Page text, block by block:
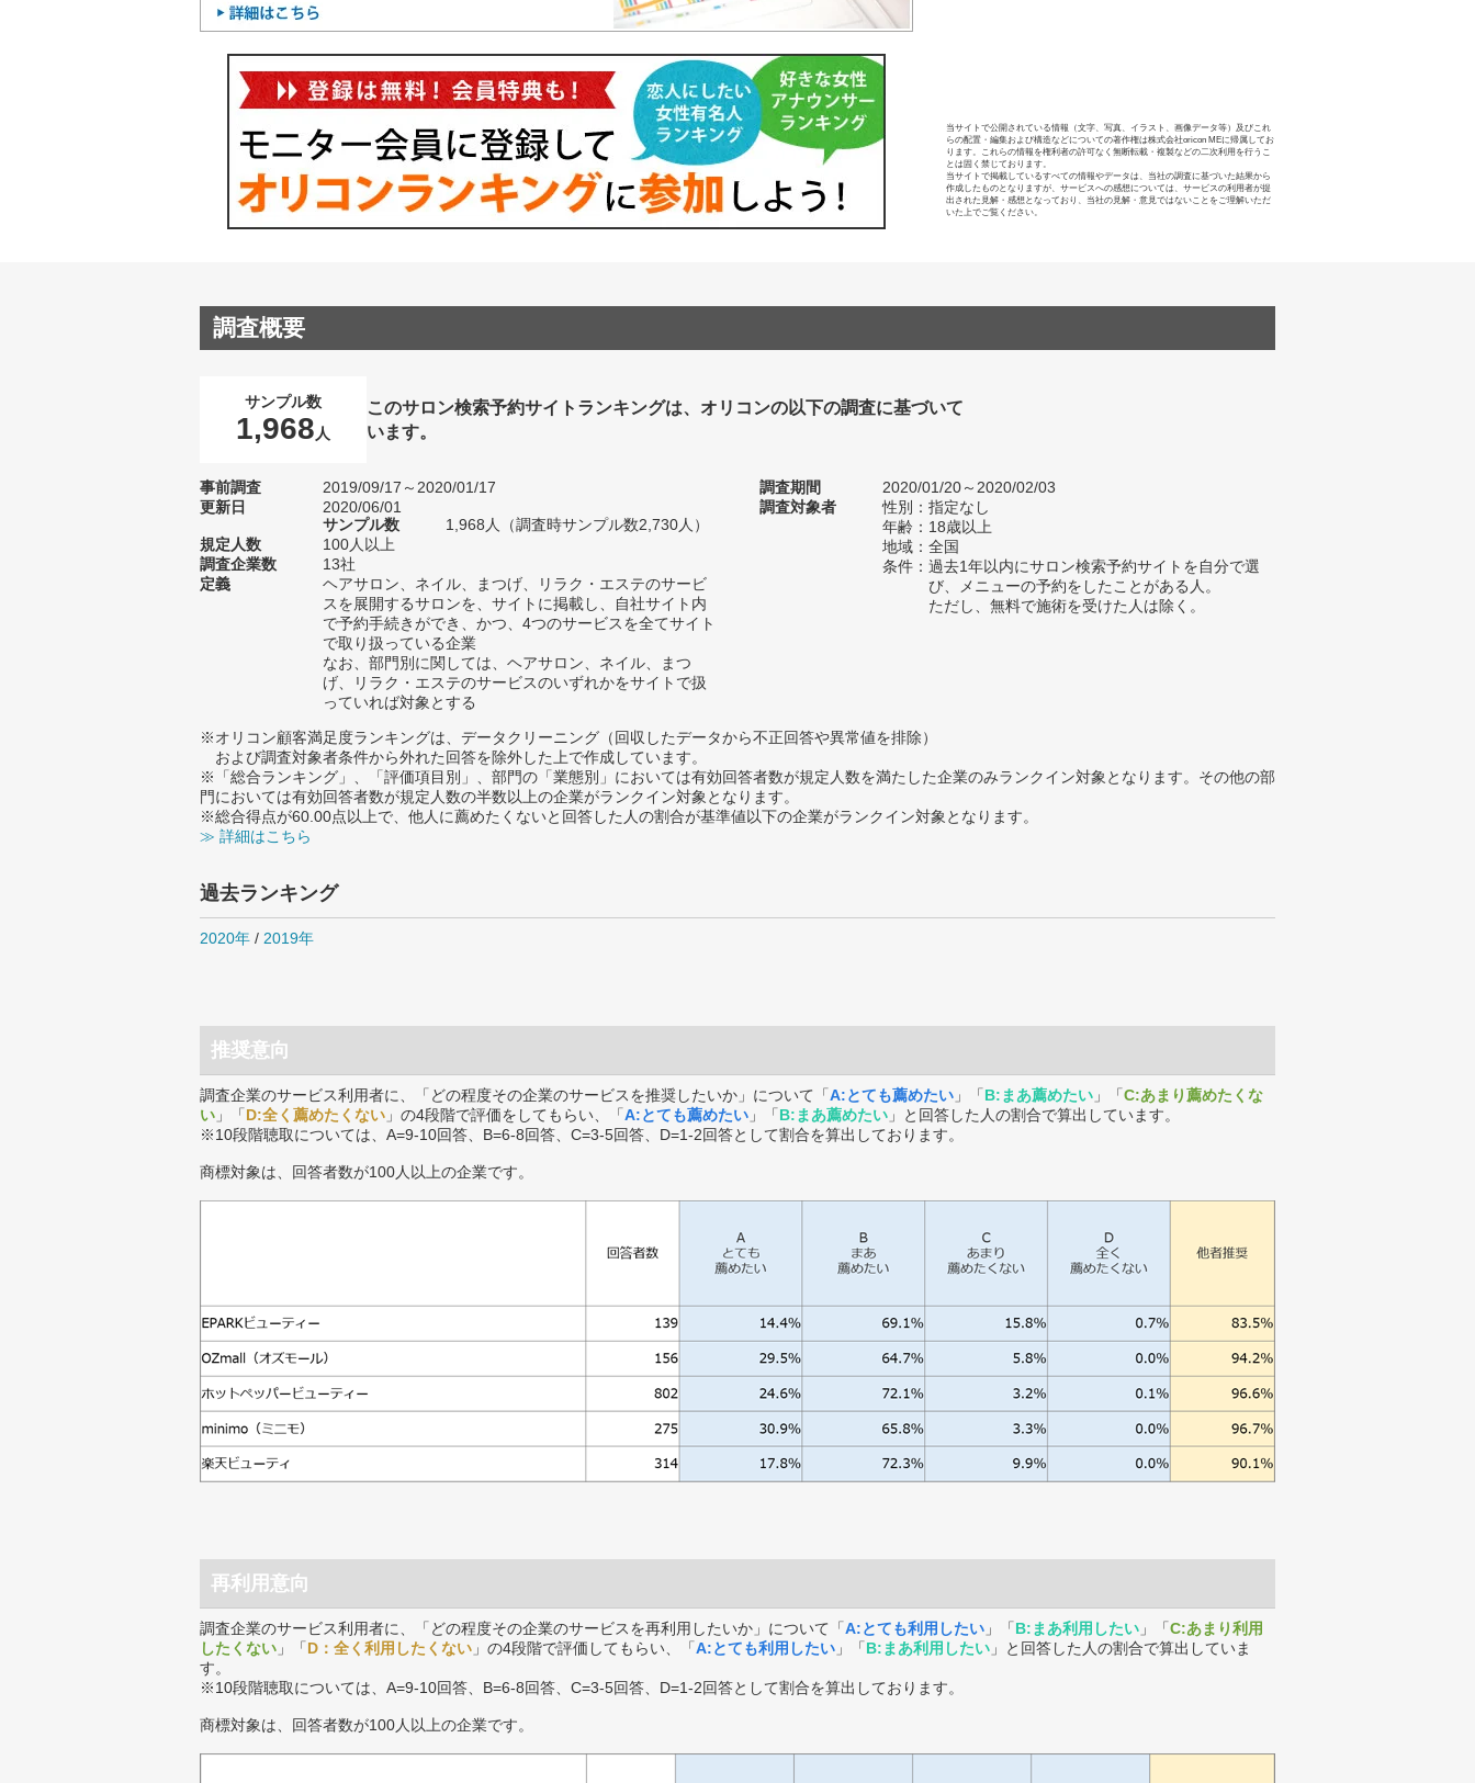
当サイトで公開されている情報（文字、写真、イラスト、画像データ等）及びこれ
らの配置・編集および構造などについての著作権は株式会社oricon MEに帰属してお
ります。これらの情報を権利者の許可なく無断転載・複製などの二次利用を行うこ
とは固く禁じております。
当サイトで掲載しているすべての情報やデータは、当社の調査に基づいた結果から
作成したものとなりますが、サービスへの感想については、サービスの利用者が提
出された見解・感想となっており、当社の見解・意見ではないことをご理解いただ
いた上でご覧ください。
調査概要
サンプル数
1,968 人
このサロン検索予約サイトランキングは、オリコンの以下の調査に基づいて
います。
事前調査
2019/09/17～2020/01/17
更新日
2020/06/01
サンプル数
1,968人（調査時サンプル数2,730人）
規定人数
100人以上
調査企業数
13社
定義
ヘアサロン、ネイル、まつげ、リラク・エステのサービ
スを展開するサロンを、サイトに掲載し、自社サイト内
で予約手続きができ、かつ、4つのサービスを全てサイト
で取り扱っている企業
なお、部門別に関しては、ヘアサロン、ネイル、まつ
げ、リラク・エステのサービスのいずれかをサイトで扱
っていれば対象とする
調査期間
2020/01/20～2020/02/03
調査対象者
性別：指定なし
年齢：18歳以上
地域：全国
条件：過去1年以内にサロン検索予約サイトを自分で選
び、メニューの予約をしたことがある人。
ただし、無料で施術を受けた人は除く。
※オリコン顧客満足度ランキングは、データクリーニング（回収したデータから不正回答や異常値を排除）
および調査対象者条件から外れた回答を除外した上で作成しています。
※「総合ランキング」、「評価項目別」、部門の「業態別」においては有効回答者数が規定人数を満たした企業のみランクイン対象となります。その他の部
門においては有効回答者数が規定人数の半数以上の企業がランクイン対象となります。
※総合得点が60.00点以上で、他人に薦めたくないと回答した人の割合が基準値以下の企業がランクイン対象となります。
≫ 詳細はこちら
過去ランキング
2020年 / 2019年
推奨意向
調査企業のサービス利用者に、「どの程度その企業のサービスを推奨したいか」について「A:とても薦めたい 」「B:まあ薦めたい 」「C:あまり薦めたくな
い 」「D:全く薦めたくない 」の4段階で評価をしてもらい、「A:とても薦めたい 」「B:まあ薦めたい 」と回答した人の割合で算出しています。
※10段階聴取については、A=9-10回答、B=6-8回答、C=3-5回答、D=1-2回答として割合を算出しております。
商標対象は、回答者数が100人以上の企業です。
再利用意向
調査企業のサービス利用者に、「どの程度その企業のサービスを再利用したいか」について「A:とても利用したい 」「B:まあ利用したい 」「C:あまり利用
したくない 」「D：全く利用したくない 」の4段階で評価してもらい、「A:とても利用したい 」「B:まあ利用したい 」と回答した人の割合で算出していま
す。
※10段階聴取については、A=9-10回答、B=6-8回答、C=3-5回答、D=1-2回答として割合を算出しております。
商標対象は、回答者数が100人以上の企業です。